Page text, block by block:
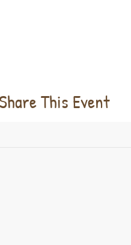
Share This Event